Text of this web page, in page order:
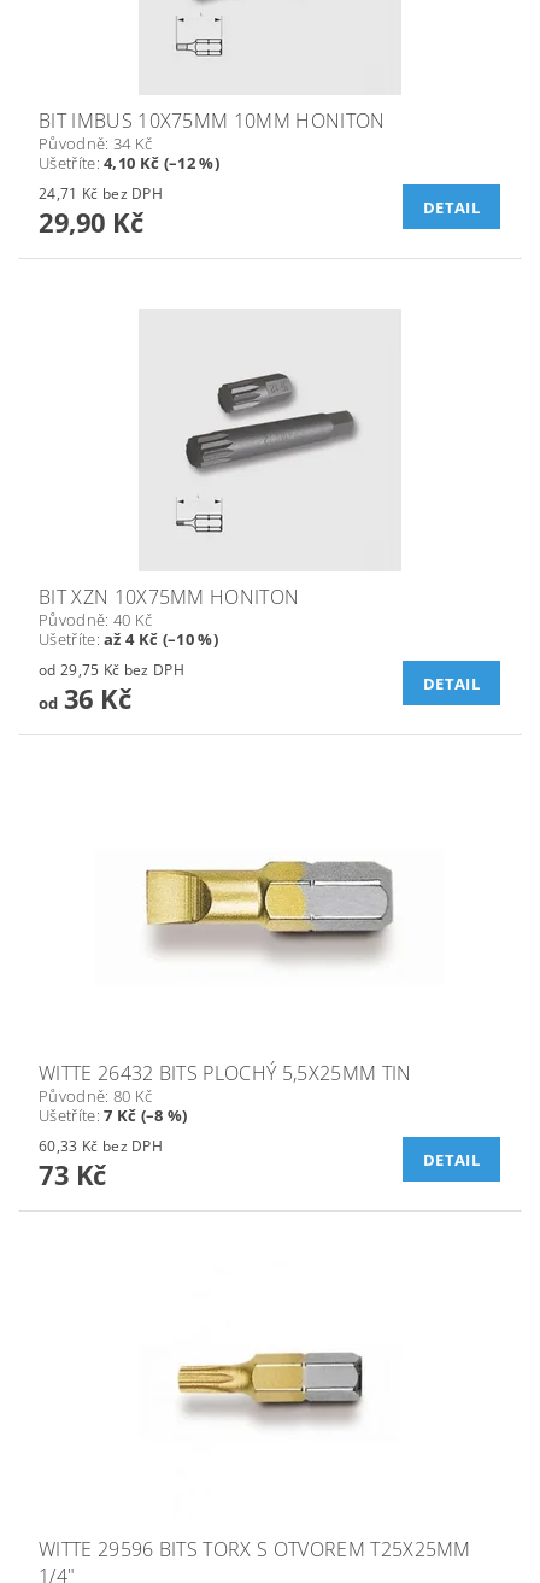
BIT IMBUS 10X75MM 10MM HONITON
Původně: 34 Kč
Ušetříte:4,10 Kč (–12 %)
24,71 Kč bez DPH
29,90 Kč DETAIL
BIT XZN 10X75MM HONITON
Původně: 40 Kč
Ušetříte:až 4 Kč (–10 %)
od 29,75 Kč bez DPH
od36 Kč DETAIL
WITTE 26432 BITS PLOCHÝ 5,5X25MM TIN
Původně: 80 Kč
Ušetříte:7 Kč (–8 %)
60,33 Kč bez DPH
73 Kč DETAIL
WITTE 29596 BITS TORX S OTVOREM T25X25MM
1/4"